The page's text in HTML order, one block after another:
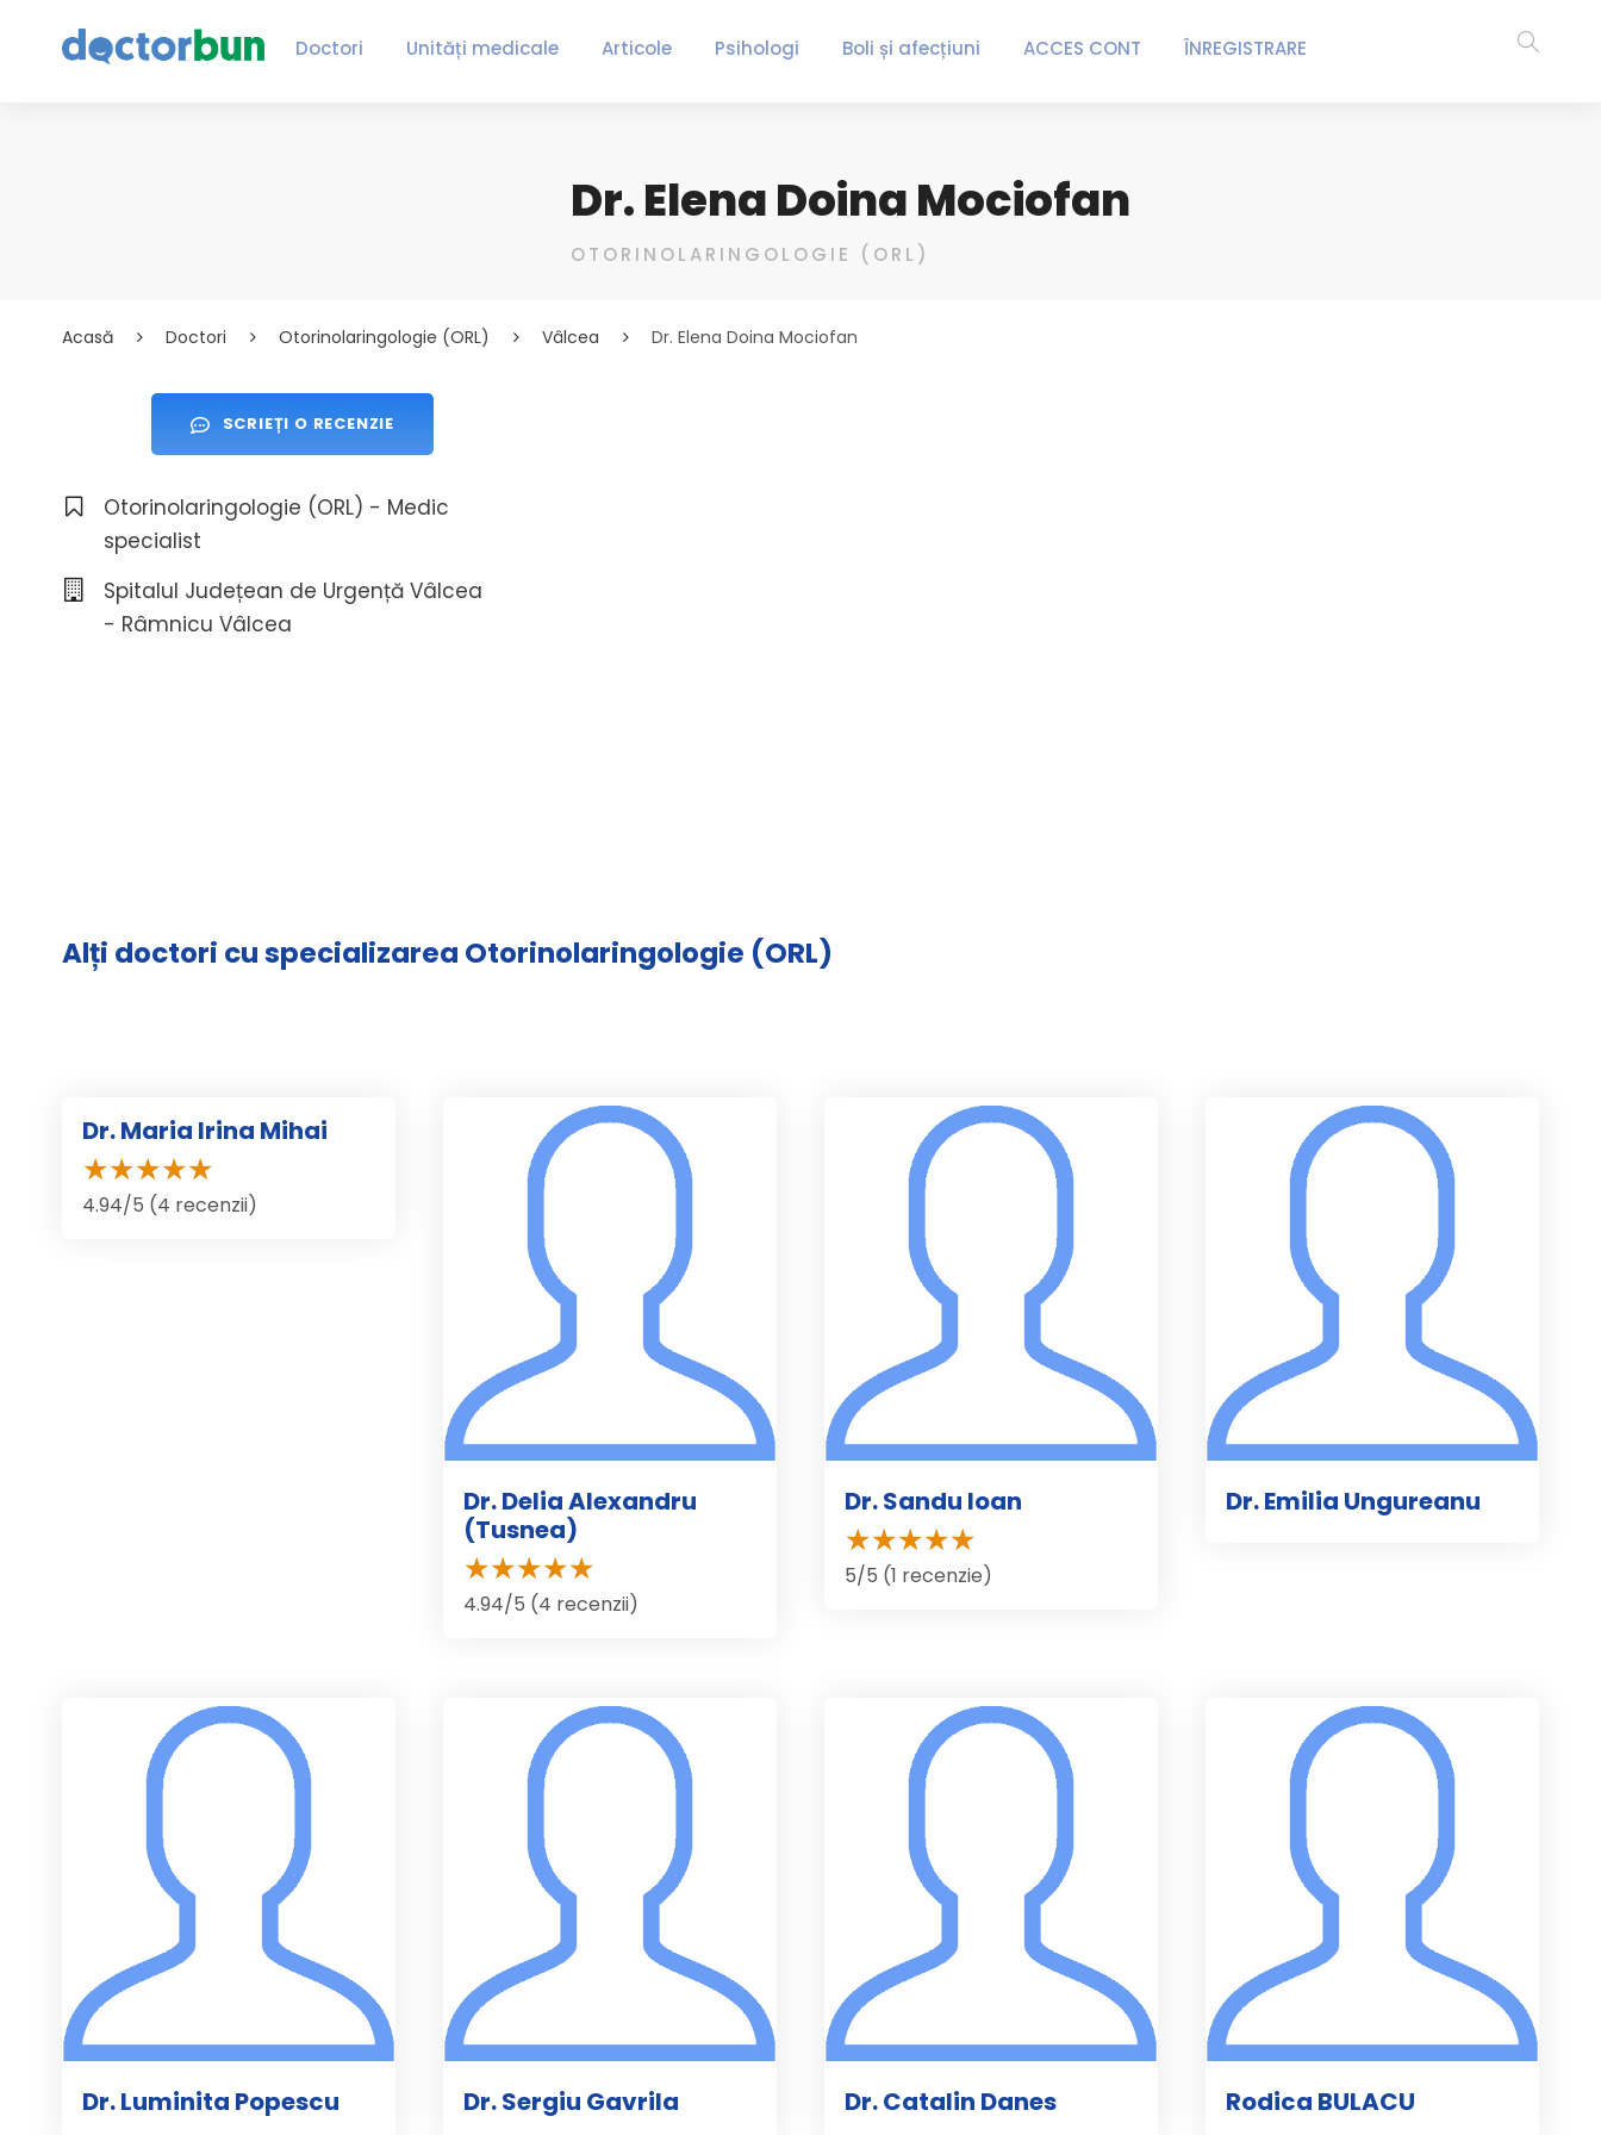
Doctori Unități medicale Articole Psihologi Boli și afecțiuni ACCES CONT ÎNREGISTRARE
Dr. Elena Doina Mociofan
OTORINOLARINGOLOGIE (ORL)
Acasă Doctori Otorinolaringologie (ORL) Vâlcea Dr. Elena Doina Mociofan
SCRIEȚI O RECENZIE
Otorinolaringologie (ORL) - Medic
specialist
Spitalul Județean de Urgență Vâlcea
- Râmnicu Vâlcea
Alți doctori cu specializarea Otorinolaringologie (ORL)
Dr. Maria Irina Mihai
4.94/5 (4 recenzii)
Dr. Delia Alexandru
(Tusnea)
4.94/5 (4 recenzii)
Dr. Sandu Ioan
5/5 (1 recenzie)
Dr. Emilia Ungureanu
Dr. Luminita Popescu Dr. Sergiu Gavrila Dr. Catalin Danes Rodica BULACU